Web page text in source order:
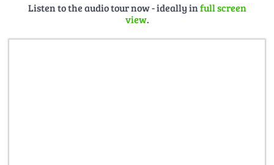
Listen to the audio tour now - ideally infull screen
view.